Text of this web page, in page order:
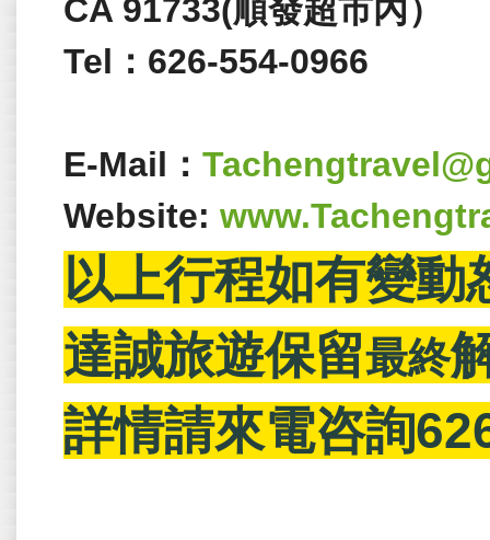
CA 91733(順發超市內）
Tel：626-554-0966
E-Mail：
Website:
以上行程如有變
達誠旅遊保留最終
詳情請來電咨詢